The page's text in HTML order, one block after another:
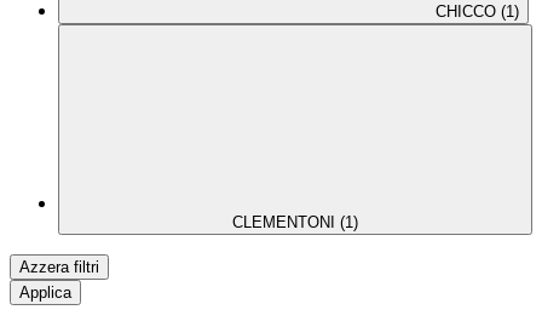
CHICCO (1)
CLEMENTONI (1)
Azzera filtri
Applica